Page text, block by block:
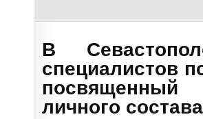
В
специалистов
посвященный
личного